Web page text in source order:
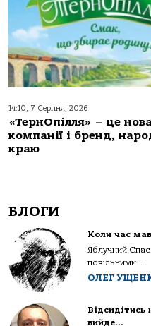
14:10, 7 Серпня, 2026
«ТернОпілля» – це
компанії і бренд,
краю
БЛОГИ
Коли час
Яблучний
повільними...
ОЛЕГ
Відсидітись
вийде…